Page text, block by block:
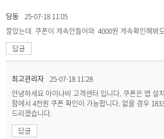
딩동 25-07-18 11:05
깔았는데 쿠폰이 게속안들어와 4000원 게속확인해봐
답글
최고관리자 25-07-18 11:28
안녕하세요 아이나비 고객센터 입니다. 쿠폰은 앱 설
함에서 4천원 쿠폰 확인이 가능합니다. 없을 경우
드리겠습니다.
답글